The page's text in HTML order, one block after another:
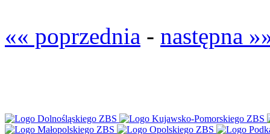
«« poprzednia - następna